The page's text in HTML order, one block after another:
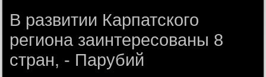
В развитии Карпатского
региона заинтересованы 8
стран, - Парубий